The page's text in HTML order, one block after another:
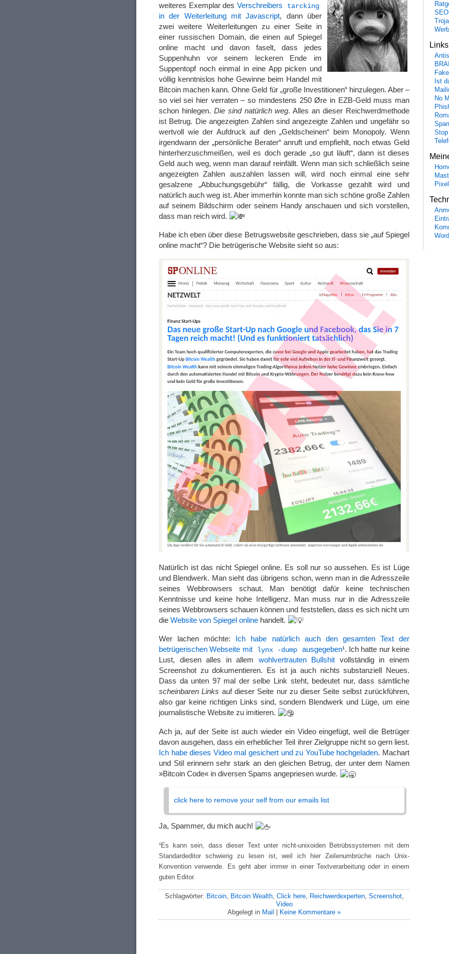
weiteres Exemplar des Verschreibers tarcking
in der Weiterleitung mit Javascript, dann über
zwei weitere Weiterleitungen zu einer Seite in
einer russischen Domain, die einen auf Spiegel
online macht und davon faselt, dass jedes
Suppenhuhn vor seinem leckeren Ende im
Suppentopf noch einmal in eine App picken und
völlig kenntnislos hohe Gewinne beim Handel mit
Bitcoin machen kann. Ohne Geld für „große Investitionen“ hinzulegen. Aber –
so viel sei hier verraten – so mindestens 250 Øre in EZB-Geld muss man
schon hinlegen. Die sind natürlich weg. Alles an dieser Reichwerdmethode
ist Betrug. Die angezeigten Zahlen sind angezeigte Zahlen und ungefähr so
wertvoll wie der Aufdruck auf den „Geldscheinen“ beim Monopoly. Wenn
irgendwann der „persönliche Berater“ anruft und empfiehlt, noch etwas Geld
hinterherzuschmeißen, weil es doch gerade „so gut läuft“, dann ist dieses
Geld auch weg, wenn man darauf reinfällt. Wenn man sich schließlich seine
angezeigten Zahlen auszahlen lassen will, wird noch einmal eine sehr
gesalzene „Abbuchungsgebühr“ fällig, die Vorkasse gezahlt wird und
natürlich auch weg ist. Aber immerhin konnte man sich schöne große Zahlen
auf seinem Bildschirm oder seinem Handy anschauen und sich vorstellen,
dass man reich wird.
Habe ich eben über diese Betrugswebsite geschrieben, dass sie „auf Spiegel
online macht“? Die betrügerische Website sieht so aus:
Natürlich ist das nicht Spiegel online. Es soll nur so aussehen. Es ist Lüge
und Blendwerk. Man sieht das übrigens schon, wenn man in die Adresszeile
seines Webbrowsers schaut. Man benötigt dafür keine technischen
Kenntnisse und keine hohe Intelligenz. Man muss nur in die Adresszeile
seines Webbrowsers schauen können und feststellen, dass es sich nicht um
die Website von Spiegel online handelt.
Wer lachen möchte: Ich habe natürlich auch den gesamten Text der
betrügerischen Webseite mit
lynx -dump ausgegeben¹. Ich hatte nur keine
Lust, diesen alles in allem wohlvertrauten Bullshit vollständig in einem
Screenshot zu dokumentieren. Es ist ja auch nichts substanziell Neues.
Dass da unten 97 mal der selbe Link steht, bedeutet nur, dass sämtliche
scheinbaren Links auf dieser Seite nur zu dieser Seite selbst zurückführen,
also gar keine richtigen Links sind, sondern Blendwerk und Lüge, um eine
journalistische Website zu imitieren.
Ach ja, auf der Seite ist auch wieder ein Video eingefügt, weil die Betrüger
davon ausgehen, dass ein erheblicher Teil ihrer Zielgruppe nicht so gern liest.
Ich habe dieses Video mal gesichert und zu YouTube hochgeladen. Machart
und Stil erinnern sehr stark an den gleichen Betrug, der unter dem Namen
»Bitcoin Code« in diversen Spams angepriesen wurde.
click here to remove your self from our emails list
Ja, Spammer, du mich auch!
¹Es kann sein, dass dieser Text unter nicht-unixoiden Betrübssystemen mit dem
Standardeditor schwierig zu lesen ist, weil ich hier Zeilenumbrüche nach Unix-
Konvention verwende. Es geht aber immer in einer Textverarbeitung oder in einem
guten Editor.
Schlagwörter: Bitcoin, Bitcoin Wealth, Click here, Reichwerdexperten, Screenshot,
Video
Abgelegt in Mail Keine Kommentare »
Ist
No